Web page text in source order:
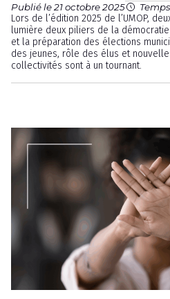
Publié le 21 octobre 2025
Lors de l’édition 2025 de l’UMOP,
lumière deux piliers de la
et la préparation des élections
des jeunes, rôle des élus et
collectivités sont à un tournant.